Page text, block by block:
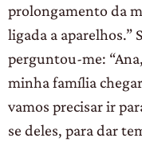
prolongamento da
ligada a aparelhos.”
perguntou-me:
minha família
vamos precisar ir
se deles, para dar